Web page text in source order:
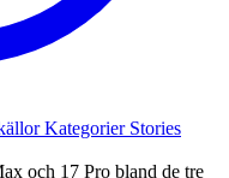
Kategorier Stories
och 17 Pro bland de tre